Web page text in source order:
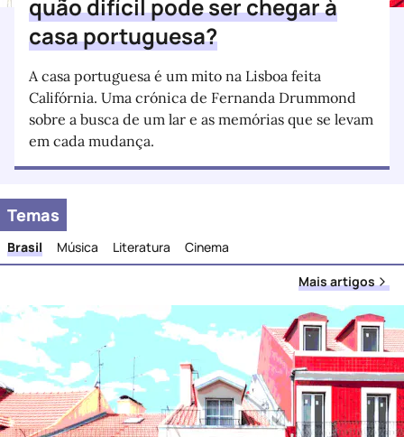
quão difícil pode ser chegar à
casa portuguesa?
A casa portuguesa é um mito na Lisboa feita
Califórnia. Uma crónica de Fernanda Drummond
sobre a busca de um lar e as memórias que se levam
em cada mudança.
Temas
Brasil Música Literatura
Cinema
Mais artigos